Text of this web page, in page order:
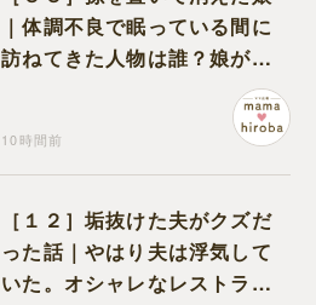
｜体調不良で眠っている間に
訪ねてきた人物は誰？娘が戻
ってきたのかと不安になる
10時間前
［１２］垢抜けた夫がクズだ
った話｜やはり夫は浮気して
いた。オシャレなレストラン